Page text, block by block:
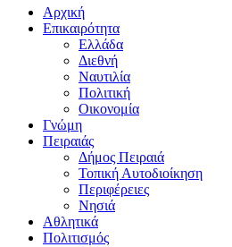
Αρχική
Επικαιρότητα
Ελλάδα
Διεθνή
Ναυτιλία
Πολιτική
Οικονομία
Γνώμη
Πειραιάς
Δήμος Πειραιά
Τοπική Αυτοδιοίκηση
Περιφέρειες
Νησιά
Αθλητικά
Πολιτισμός